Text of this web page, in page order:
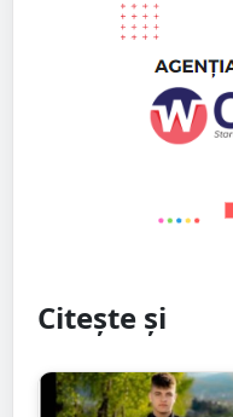
Citește și